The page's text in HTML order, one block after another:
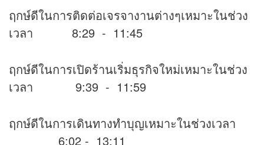
ฤกษ์ดีในการติดต่อเจรจางานต่างๆเหมาะในช่วง
เวลา 8:29 - 11:45
ฤกษ์ดีในการเปิดร้านเริ่มธุรกิจใหม่เหมาะในช่วง
เวลา 9:39 - 11:59
ฤกษ์ดีในการเดินทางทำบุญเหมาะในช่วงเวลา
6:02 - 13:11